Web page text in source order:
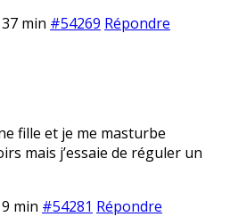
min #54269 Répondre
fille et je me masturbe
mais j’essaie de réguler un
min #54281 Répondre